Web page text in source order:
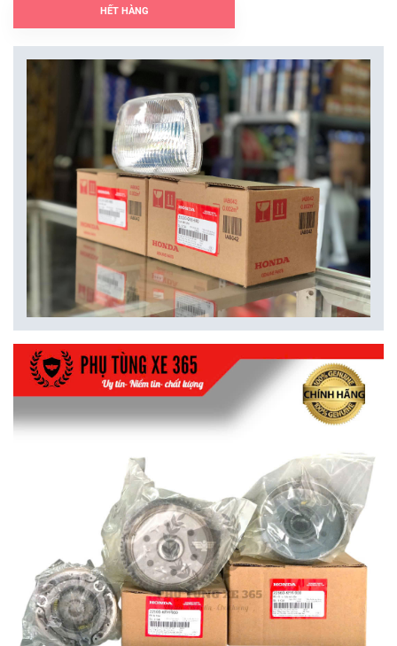
HẾT HÀNG